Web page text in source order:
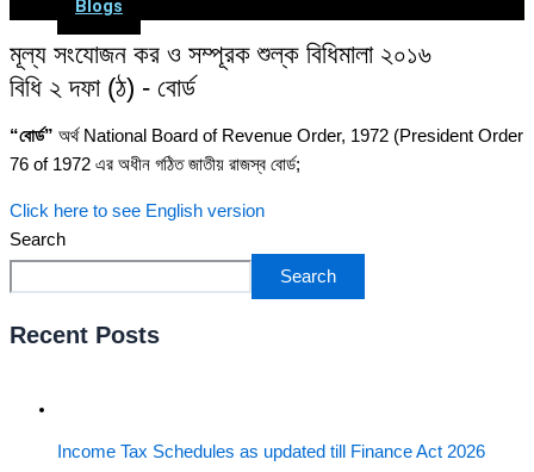
Blogs
মূল্য সংযোজন কর ও সম্পূরক শুল্ক বিধিমালা ২০১৬
বিধি ২ দফা (ঠ) - বোর্ড
“বোর্ড” অর্থ National Board of Revenue Order, 1972 (President Order
76 of 1972 এর অধীন গঠিত জাতীয় রাজস্ব বোর্ড;
Click here to see English version
Search
Search
Recent Posts
Income Tax Schedules as updated till Finance Act 2026